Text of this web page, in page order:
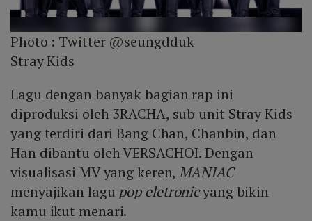
Photo : Twitter @seungdduk
Stray Kids
Lagu dengan banyak bagian rap ini
diproduksi oleh 3RACHA, sub unit Stray Kids
yang terdiri dari Bang Chan, Chanbin, dan
Han dibantu oleh VERSACHOI. Dengan
visualisasi MV yang keren, MANIAC
menyajikan lagu pop eletronicyang bikin
kamu ikut menari.